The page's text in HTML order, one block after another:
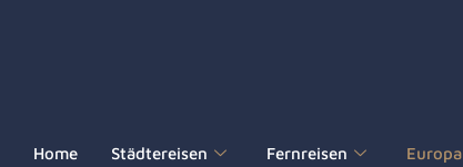
Home Städtereisen Fernreisen Europa